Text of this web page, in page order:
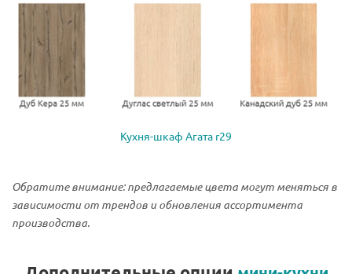
Кухня-шкаф Агата r29
Обратите внимание: предлагаемые цвета могут меняться в
зависимости от трендов и обновления ассортимента
производства.